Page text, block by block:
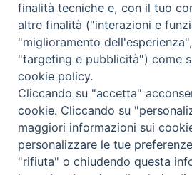
Copyright © 2019 - Tutti
Trentina Editrice
Privacy Policy
finalità tecniche e, con il tuo
altre finalità ("interazioni e
"miglioramento
"targeting e pubblicità") come
cookie policy.
Cliccando su "accetta"
cookie. Cliccando su
maggiori informazioni sui
personalizzare le tue
"rifiuta" o chiudendo questa